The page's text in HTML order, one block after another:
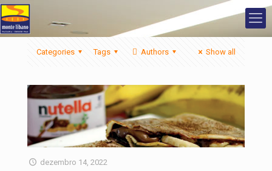
Categories Tags Authors Show all
dezembro 14, 2022